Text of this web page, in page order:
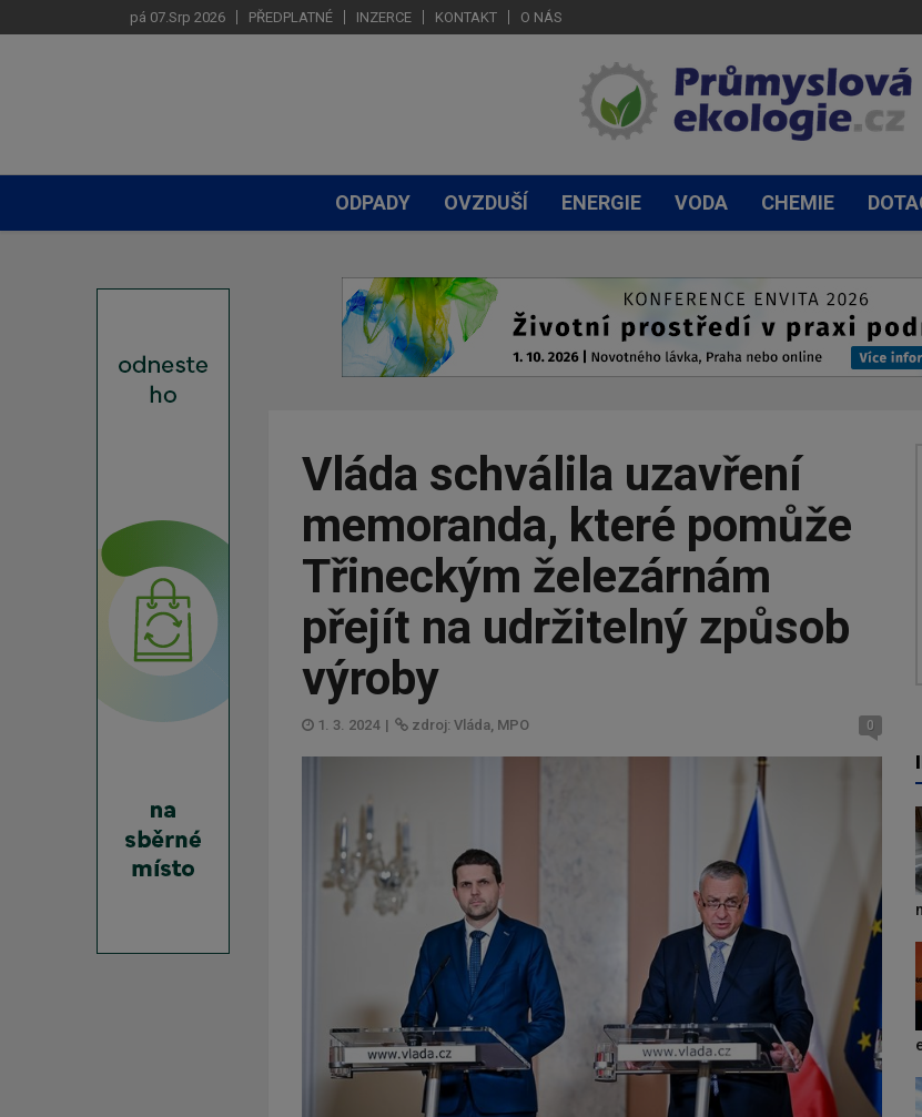
pá 07.Srp 2026 PŘEDPLATNÉ INZERCE KONTAKT O NÁS
ODPADY OVZDUŠÍ ENERGIE VODA CHEMIE
Vláda schválila uzavření
memoranda, které pomůže
Třineckým železárnám
přejít na udržitelný způsob
výroby
1. 3. 2024 | zdroj: Vláda, MPO 0